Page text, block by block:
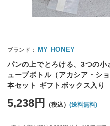
MY HONEY
パンの上でとろける、3つの
ューブボトル（アカシア・シ
本セット ギフトボックス入
5,238円 (送料無料)